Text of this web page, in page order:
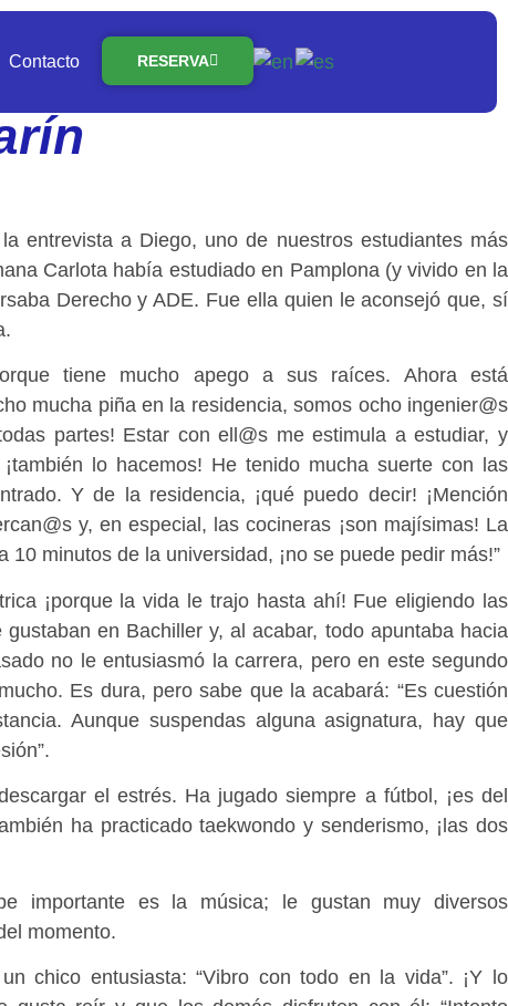
Contacto RESERVA
entrevista a Diego, uno de nuestros estudiantes más
Carlota había estudiado en Pamplona (y vivido en la
Derecho y ADE. Fue ella quien le aconsejó que, sí
tiene mucho apego a sus raíces. Ahora está
mucha piña en la residencia, somos ocho ingenier@s
partes! Estar con ell@s me estimula a estudiar, y
lo hacemos! He tenido mucha suerte con las
Y de la residencia, ¡qué puedo decir! ¡Mención
y, en especial, las cocineras ¡son majísimas! La
10 minutos de la universidad, ¡no se puede pedir más!”
¡porque la vida le trajo hasta ahí! Fue eligiendo las
en Bachiller y, al acabar, todo apuntaba hacia
no le entusiasmó la carrera, pero en este segundo
Es dura, pero sabe que la acabará: “Es cuestión
Aunque suspendas alguna asignatura, hay que
el estrés. Ha jugado siempre a fútbol, ¡es del
ha practicado taekwondo y senderismo, ¡las dos
importante es la música; le gustan muy diversos
momento.
chico entusiasta: “Vibro con todo en la vida”. ¡Y lo